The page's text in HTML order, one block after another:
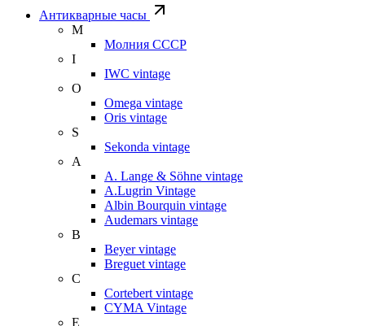
Антикварные часы
М
Молния СССР
I
IWC vintage
O
Omega vintage
Oris vintage
S
Sekonda vintage
A
A. Lange & Söhne vintage
A.Lugrin Vintage
Albin Bourquin vintage
Audemars vintage
B
Beyer vintage
Breguet vintage
C
Cortebert vintage
CYMA Vintage
E